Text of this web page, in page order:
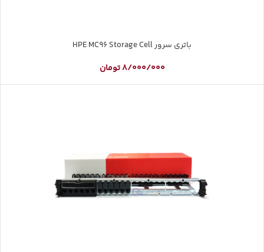
باتری سرور HPE MC96 Storage Cell
8/000/000تومان